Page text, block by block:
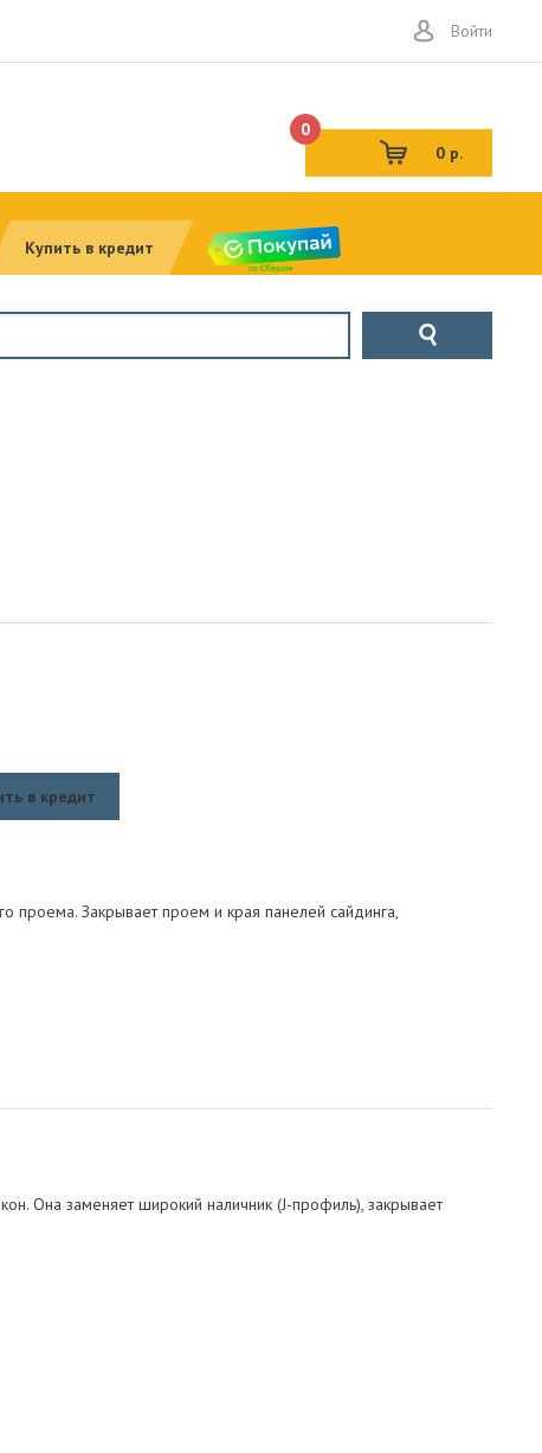
Войти
0
0 р.
Купить в кредит
в кредит
проема. Закрывает проем и края панелей сайдинга,
Она заменяет широкий наличник (J-профиль), закрывает